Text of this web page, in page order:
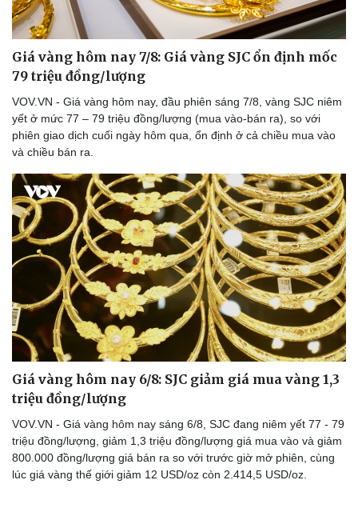
eSports
Hậu trường
Giá vàng hôm nay 7/8: Giá vàng SJC ổn định mốc
79 triệu đồng/lượng
VOV.VN - Giá vàng hôm nay, đầu phiên sáng 7/8, vàng SJC niêm
yết ở mức 77 – 79 triệu đồng/lượng (mua vào-bán ra), so với
phiên giao dịch cuối ngày hôm qua, ổn định ở cả chiều mua vào
và chiều bán ra.
Giá vàng hôm nay 6/8: SJC giảm giá mua vàng 1,3
triệu đồng/lượng
VOV.VN - Giá vàng hôm nay sáng 6/8, SJC đang niêm yết 77 - 79
triệu đồng/lượng, giảm 1,3 triệu đồng/lượng giá mua vào và giảm
800.000 đồng/lượng giá bán ra so với trước giờ mở phiên, cùng
lúc giá vàng thế giới giảm 12 USD/oz còn 2.414,5 USD/oz.